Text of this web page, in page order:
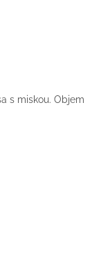
s miskou. Objem